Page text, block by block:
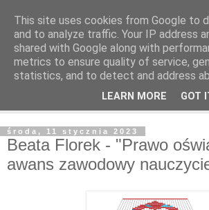
środa, 11 stycznia 2023
Beata Florek - "Prawo
awans zawodowy
This site uses cookies from Google to
and to analyze traffic. Your IP address
shared with Google along with
metrics to ensure quality of service,
statistics, and to detect and address
LEARN MORE GOT